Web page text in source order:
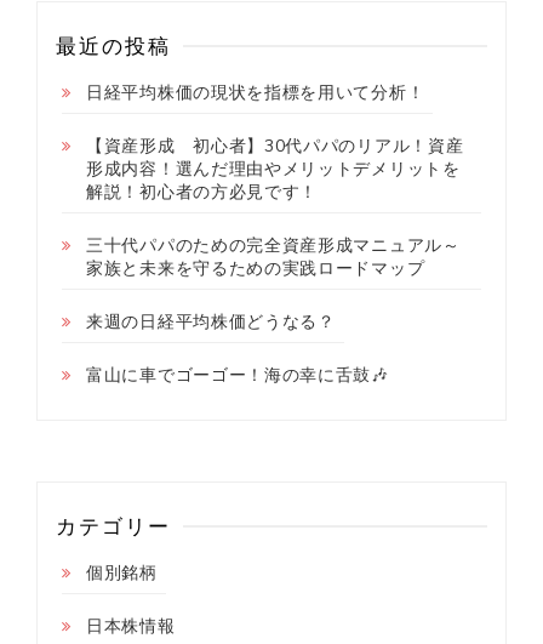
最近の投稿
日経平均株価の現状を指標を用いて分析！
【資産形成 初心者】30代パパのリアル！資産
形成内容！選んだ理由やメリットデメリットを
解説！初心者の方必見です！
三十代パパのための完全資産形成マニュアル～
家族と未来を守るための実践ロードマップ
来週の日経平均株価どうなる？
富山に車でゴーゴー！海の幸に舌鼓🎶
カテゴリー
個別銘柄
日本株情報